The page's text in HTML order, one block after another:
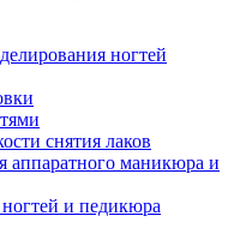
ногтей
снятия лаков
аппаратного маникюра и
и педикюра